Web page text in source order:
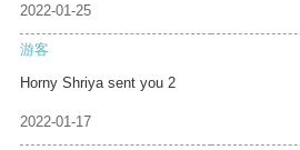
2022-01-25
游客
Horny Shriya sent you 2
2022-01-17